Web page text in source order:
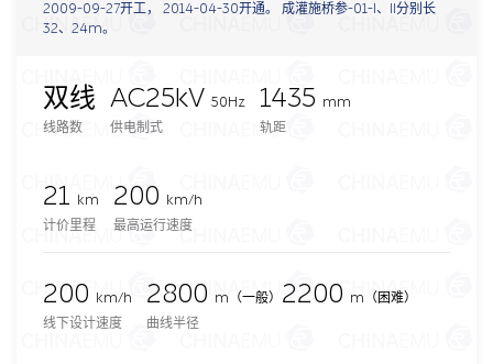
2009-09-27开工， 2014-04-30开通。 成灌施桥参-01-I、II分别长
32、24m。
双线
线路数
AC25kV 50Hz
供电制式
1435 mm
轨距
21
km
计价里程
200
km/h
最高运行速度
200
km/h
线下设计速度
2800 m （一般） 2200 m（困难）
曲线半径